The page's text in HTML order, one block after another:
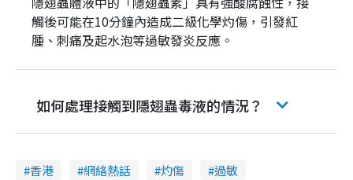
觸後可能在10分鐘內造成二級化學灼傷，引發紅
腫、刺痛及起水泡等過敏發炎反應。
如何處理接觸到隱翅蟲毒液的情況？
香港 網絡熱話 灼傷 過敏